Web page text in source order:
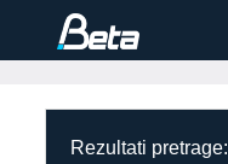
Rezultati pretrage: